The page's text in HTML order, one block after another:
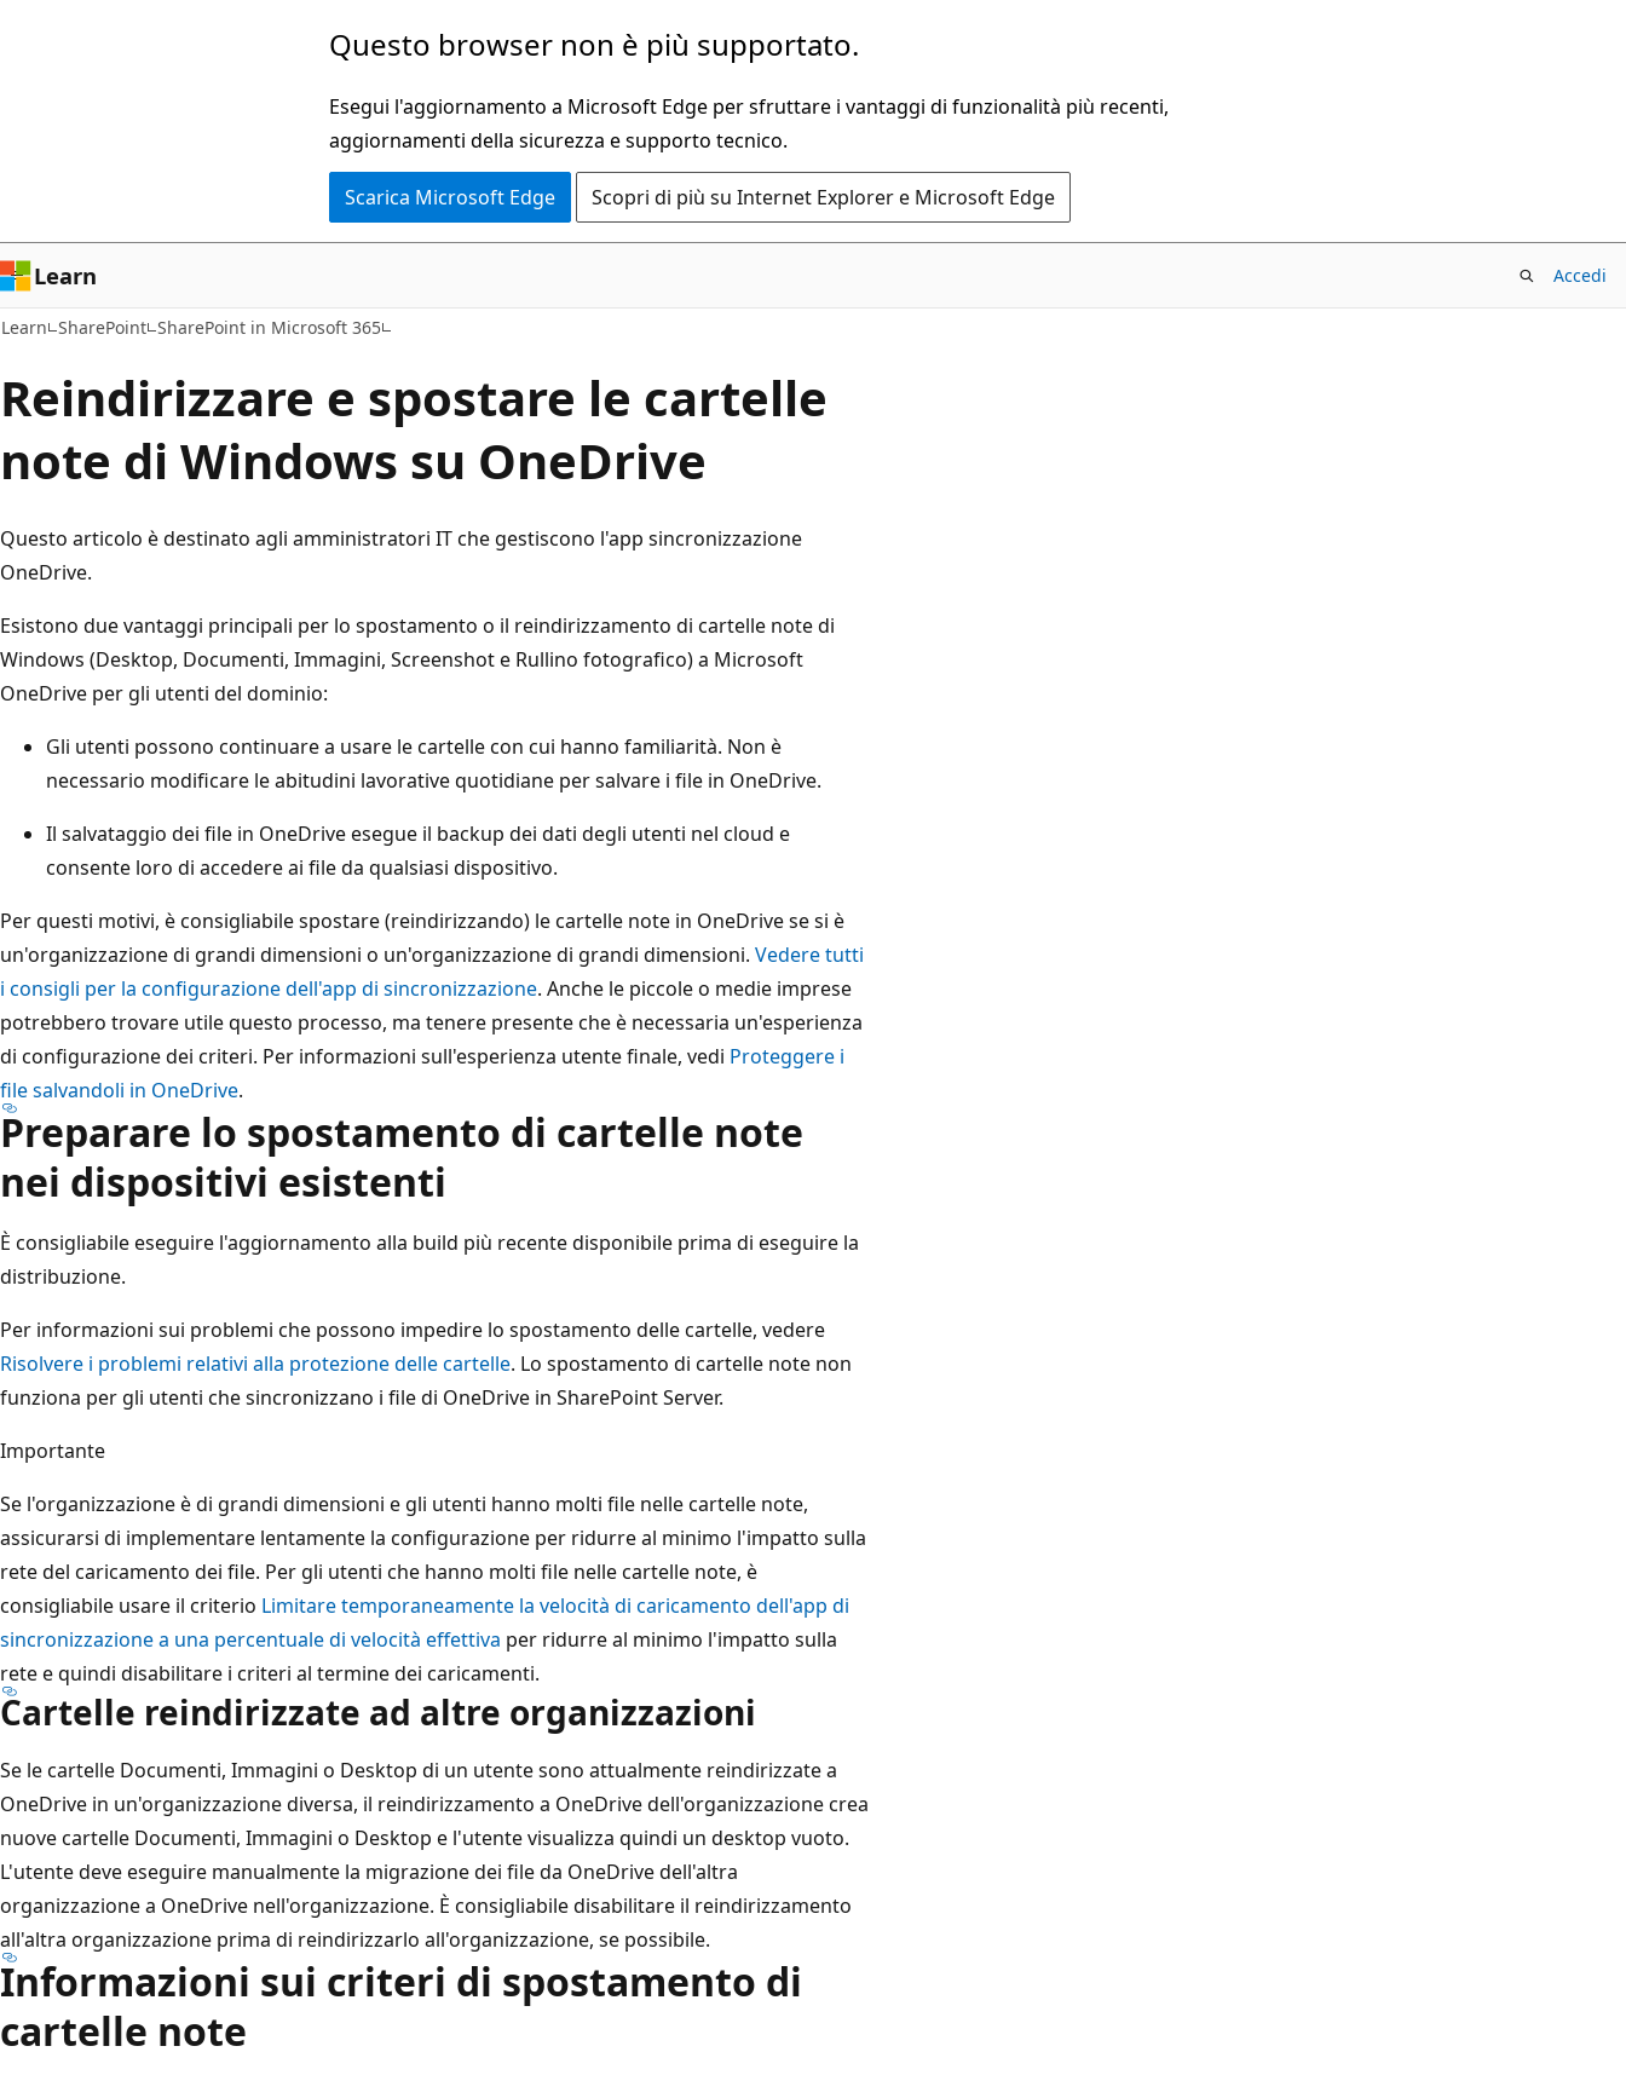
Questo browser non è più supportato.
Esegui l'aggiornamento a Microsoft Edge per sfruttare i vantaggi di funzionalità più recenti,
aggiornamenti della sicurezza e supporto tecnico.
Scarica Microsoft Edge Scopri di più su Internet Explorer e Microsoft Edge
Learn Accedi
Learn SharePoint SharePoint in Microsoft 365
Reindirizzare e spostare le cartelle
note di Windows su OneDrive
Questo articolo è destinato agli amministratori IT che gestiscono l'app sincronizzazione
OneDrive.
Esistono due vantaggi principali per lo spostamento o il reindirizzamento di cartelle note di
Windows (Desktop, Documenti, Immagini, Screenshot e Rullino fotografico) a Microsoft
OneDrive per gli utenti del dominio:
Gli utenti possono continuare a usare le cartelle con cui hanno familiarità. Non è
necessario modificare le abitudini lavorative quotidiane per salvare i file in OneDrive.
Il salvataggio dei file in OneDrive esegue il backup dei dati degli utenti nel cloud e
consente loro di accedere ai file da qualsiasi dispositivo.
Per questi motivi, è consigliabile spostare (reindirizzando) le cartelle note in OneDrive se si è
un'organizzazione di grandi dimensioni o un'organizzazione di grandi dimensioni. Vedere tutti
i consigli per la configurazione dell'app di sincronizzazione. Anche le piccole o medie imprese
potrebbero trovare utile questo processo, ma tenere presente che è necessaria un'esperienza
di configurazione dei criteri. Per informazioni sull'esperienza utente finale, vedi Proteggere i
file salvandoli in OneDrive.
Preparare lo spostamento di cartelle note
nei dispositivi esistenti
È consigliabile eseguire l'aggiornamento alla build più recente disponibile prima di eseguire la
distribuzione.
Per informazioni sui problemi che possono impedire lo spostamento delle cartelle, vedere
Risolvere i problemi relativi alla protezione delle cartelle. Lo spostamento di cartelle note non
funziona per gli utenti che sincronizzano i file di OneDrive in SharePoint Server.
Importante
Se l'organizzazione è di grandi dimensioni e gli utenti hanno molti file nelle cartelle note,
assicurarsi di implementare lentamente la configurazione per ridurre al minimo l'impatto sulla
rete del caricamento dei file. Per gli utenti che hanno molti file nelle cartelle note, è
consigliabile usare il criterio Limitare temporaneamente la velocità di caricamento dell'app di
sincronizzazione a una percentuale di velocità effettiva per ridurre al minimo l'impatto sulla
rete e quindi disabilitare i criteri al termine dei caricamenti.
Cartelle reindirizzate ad altre organizzazioni
Se le cartelle Documenti, Immagini o Desktop di un utente sono attualmente reindirizzate a
OneDrive in un'organizzazione diversa, il reindirizzamento a OneDrive dell'organizzazione crea
nuove cartelle Documenti, Immagini o Desktop e l'utente visualizza quindi un desktop vuoto.
L'utente deve eseguire manualmente la migrazione dei file da OneDrive dell'altra
organizzazione a OneDrive nell'organizzazione. È consigliabile disabilitare il reindirizzamento
all'altra organizzazione prima di reindirizzarlo all'organizzazione, se possibile.
Informazioni sui criteri di spostamento di
cartelle note